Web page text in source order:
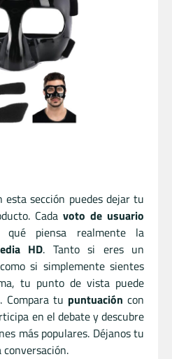
sección puedes dejar tu
Cada voto de usuario
piensa realmente la
HD. Tanto si eres un
si simplemente sientes
tu punto de vista puede
Compara tu puntuación con
en el debate y descubre
más populares. Déjanos tu